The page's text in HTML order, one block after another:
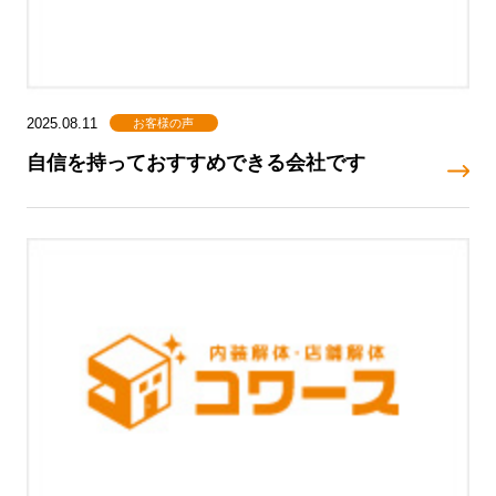
2025.08.11 お客様の声
自信を持っておすすめできる会社です